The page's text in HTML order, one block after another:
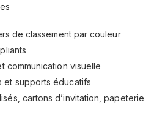
de classement par couleur
communication visuelle
et supports éducatifs
cartons d’invitation, papeterie